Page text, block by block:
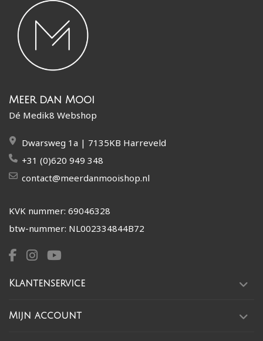
Meer dan Mooi
Dé Medik8 Webshop
Dwarsweg 1a | 7135KB Harreveld
+31 (0)620 949 348
contact@meerdanmooishop.nl
KVK nummer: 69046328
btw-nummer: NL002334844B72
Klantenservice
Mijn account